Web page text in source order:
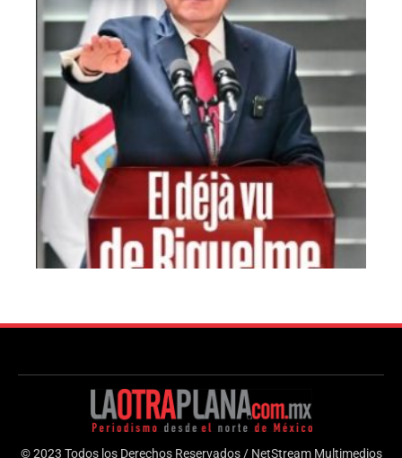
© 2023 Todos los Derechos Reservados / NetStream Multimedios